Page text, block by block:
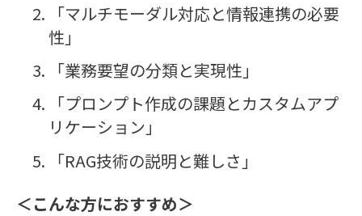
「マルチモーダル対応と情報連携の必要
性」
「業務要望の分類と実現性」
「プロンプト作成の課題とカスタムアプ
リケーション」
「RAG技術の説明と難しさ」
＜こんな方におすすめ＞